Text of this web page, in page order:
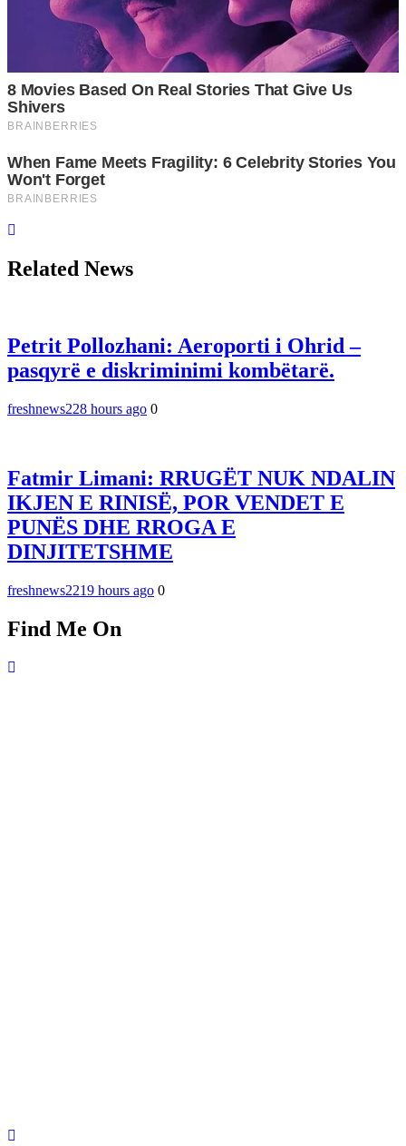
Related News
Petrit Pollozhani: Aeroporti i Ohrid –
pasqyrë e diskriminimi kombëtarë.
freshnews228 hours ago 0
Fatmir Limani: RRUGËT NUK NDALIN
IKJEN E RINISË, POR VENDET E
PUNËS DHE RROGA E
DINJITETSHME
freshnews2219 hours ago 0
Find Me On